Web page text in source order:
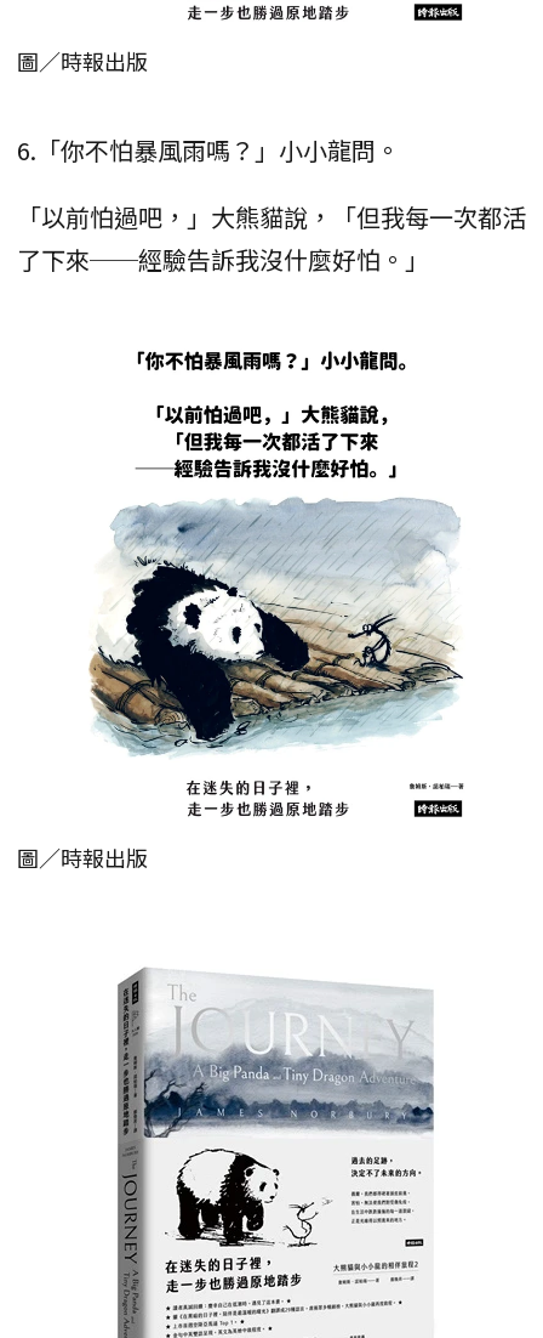
圖／時報出版
6.「你不怕暴風雨嗎？」小小龍問。
「以前怕過吧，」大熊貓說，「但我每一次都活
了下來──經驗告訴我沒什麼好怕。」
圖／時報出版